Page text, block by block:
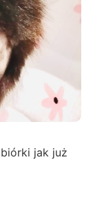
jak już